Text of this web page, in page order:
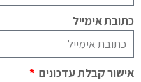
כתובת אימייל
אישור קבלת עדכונים